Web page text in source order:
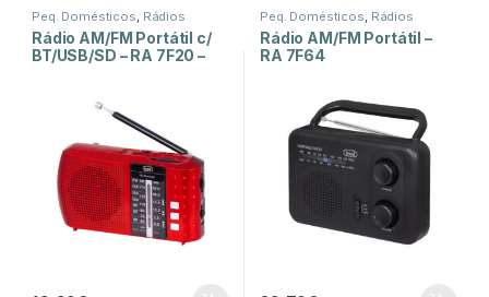
Peq. Domésticos, Rádios
Rádio AM/FM Portátil c/
BT/USB/SD – RA 7F20 –
Peq. Domésticos, Rádios
Rádio AM/FM Portátil –
RA 7F64